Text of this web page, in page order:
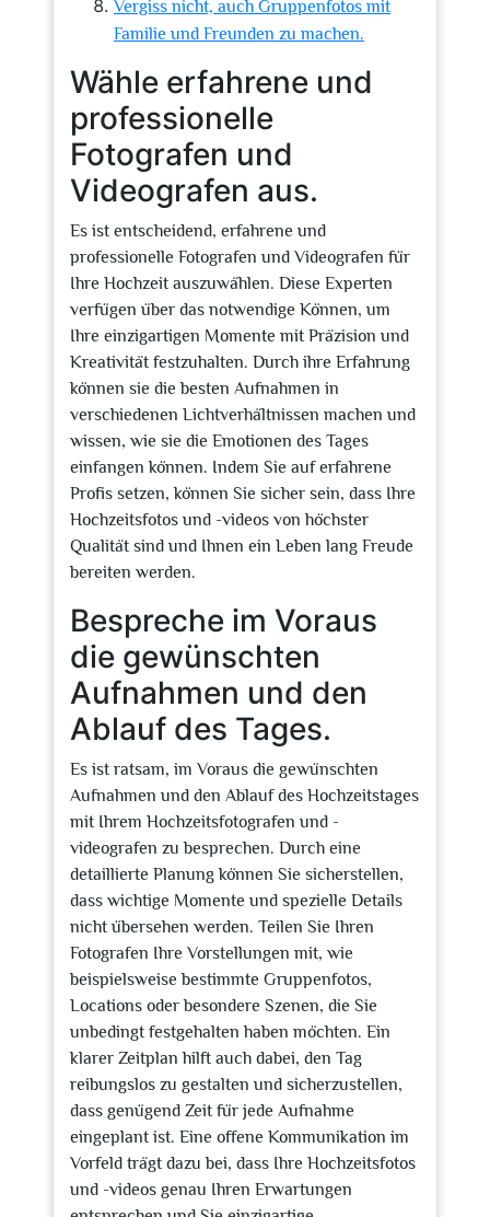
Vergiss nicht, auch Gruppenfotos mit
Familie und Freunden zu machen.
Wähle erfahrene und
professionelle
Fotografen und
Videografen aus.
Es ist entscheidend, erfahrene und
professionelle Fotografen und Videografen für
Ihre Hochzeit auszuwählen. Diese Experten
verfügen über das notwendige Können, um
Ihre einzigartigen Momente mit Präzision und
Kreativität festzuhalten. Durch ihre Erfahrung
können sie die besten Aufnahmen in
verschiedenen Lichtverhältnissen machen und
wissen, wie sie die Emotionen des Tages
einfangen können. Indem Sie auf erfahrene
Profis setzen, können Sie sicher sein, dass Ihre
Hochzeitsfotos und -videos von höchster
Qualität sind und Ihnen ein Leben lang Freude
bereiten werden.
Bespreche im Voraus
die gewünschten
Aufnahmen und den
Ablauf des Tages.
Es ist ratsam, im Voraus die gewünschten
Aufnahmen und den Ablauf des Hochzeitstages
mit Ihrem Hochzeitsfotografen und -
videografen zu besprechen. Durch eine
detaillierte Planung können Sie sicherstellen,
dass wichtige Momente und spezielle Details
nicht übersehen werden. Teilen Sie Ihren
Fotografen Ihre Vorstellungen mit, wie
beispielsweise bestimmte Gruppenfotos,
Locations oder besondere Szenen, die Sie
unbedingt festgehalten haben möchten. Ein
klarer Zeitplan hilft auch dabei, den Tag
reibungslos zu gestalten und sicherzustellen,
dass genügend Zeit für jede Aufnahme
eingeplant ist. Eine offene Kommunikation im
Vorfeld trägt dazu bei, dass Ihre Hochzeitsfotos
und -videos genau Ihren Erwartungen